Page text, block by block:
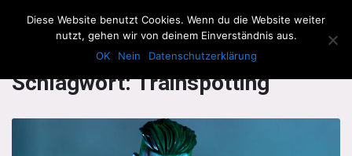
The Howling Men
Schlagwort:Trainspotting
Diese Website benutzt Cookies. Wenn du die Website weiter
nutzt, gehen wir von deinem Einverständnis aus.
OK
Nein Datenschutzerklärung